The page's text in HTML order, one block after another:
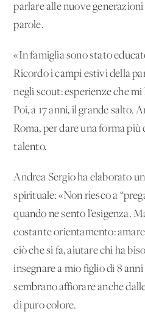
parlare alle nuove
parole.
«In famiglia sono stato
Ricordo i campi estivi della
negli scout: esperienze che
Poi, a 17 anni, il grande salto.
Roma, per dare una forma
talento.
Andrea Sergio ha elaborato
spirituale: «Non riesco a
quando ne sento l’esigenza.
costante orientamento:
ciò che si fa, aiutare chi ha
insegnare a mio figlio di 8
sembrano affiorare anche
di puro colore.